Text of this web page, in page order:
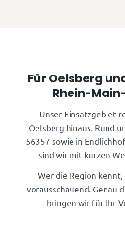
Für Oelsberg
Rhein-
Unser Einsatzgebiet
Oelsberg hinaus. Rund
56357 sowie in
sind wir mit kurzen
Wer die Region
vorausschauend. Genau
bringen wir für Ihr